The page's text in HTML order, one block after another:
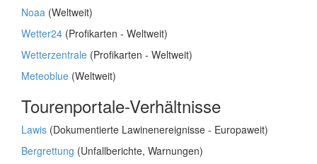
Noaa (Weltweit)
Wetter24 (Profikarten - Weltweit)
Wetterzentrale (Profikarten - Weltweit)
Meteoblue (Weltweit)
Tourenportale-Verhältnisse
Lawis (Dokumentierte Lawinenereignisse - Europaweit)
Bergrettung (Unfallberichte, Warnungen)